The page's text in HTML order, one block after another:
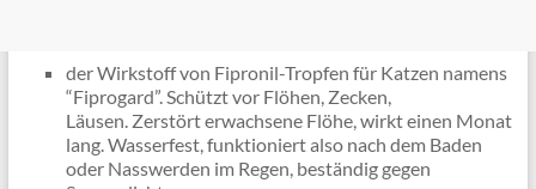
der Wirkstoff von Fipronil-Tropfen für Katzen namens
“Fiprogard”. Schützt vor Flöhen, Zecken,
Läusen. Zerstört erwachsene Flöhe, wirkt einen Monat
lang. Wasserfest, funktioniert also nach dem Baden
oder Nasswerden im Regen, beständig gegen